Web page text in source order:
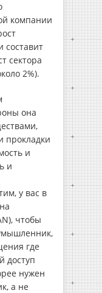
компании
составит
сектора
2%).
она
прокладки
и
и
у вас в
чтобы
где
доступ
нужен
а не